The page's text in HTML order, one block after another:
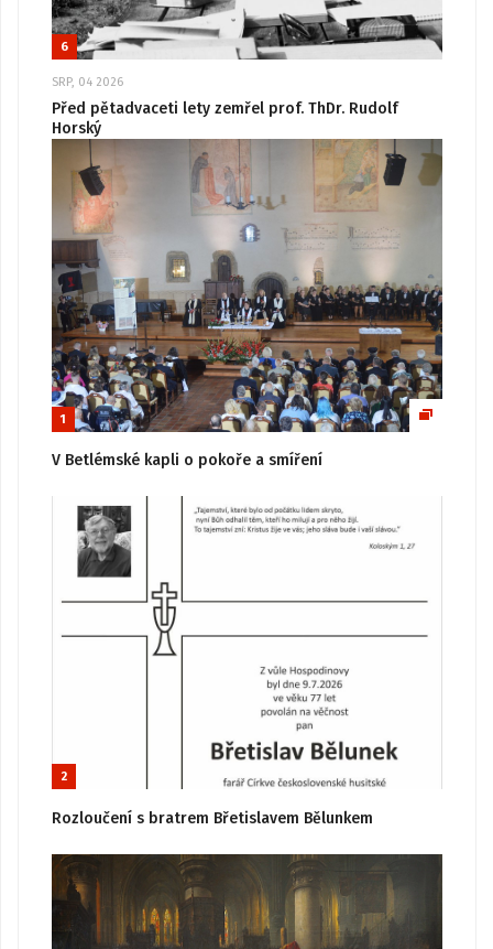
6
SRP, 04 2026
Před pětadvaceti lety zemřel prof. ThDr. Rudolf
Horský
1
V Betlémské kapli o pokoře a smíření
2
Rozloučení s bratrem Břetislavem Bělunkem